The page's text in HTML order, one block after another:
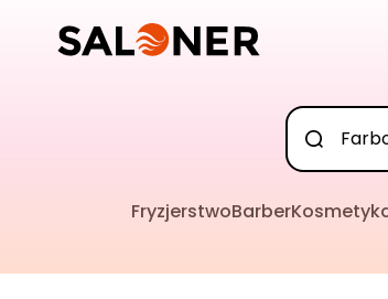
FryzjerstwoBarber